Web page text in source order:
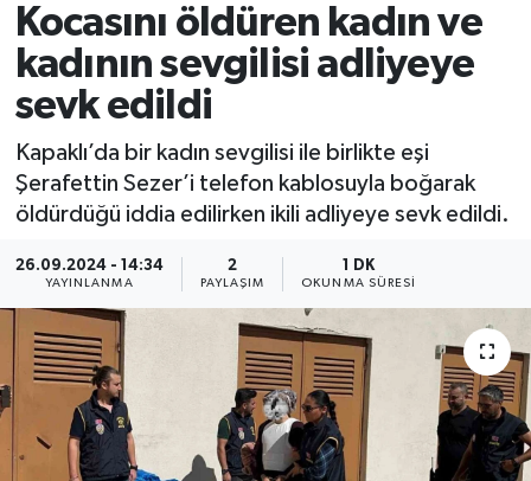
Kocasını öldüren kadın ve
kadının sevgilisi adliyeye
sevk edildi
Kapaklı’da bir kadın sevgilisi ile birlikte eşi
Şerafettin Sezer’i telefon kablosuyla boğarak
öldürdüğü iddia edilirken ikili adliyeye sevk edildi.
26.09.2024 - 14:34
YAYINLANMA
2
PAYLAŞIM
1 DK
OKUNMA SÜRESI
Spor
Eğitim
Resmi Reklamlar
Ekonomi
Sağlık
Teknoloji
Tekirdağ Trafik Yoğunluk Haritası
Süper Lig Puan Durumu ve Fikstür
Son Dakika Haberleri